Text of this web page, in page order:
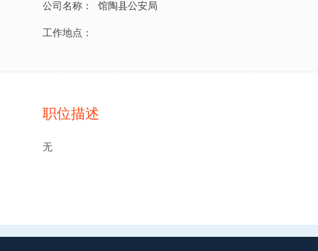
公司名称： 馆陶县公安局
工作地点：
职位描述
无